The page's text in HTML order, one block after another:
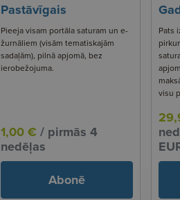
Pastāvīgais
Pieeja visam portāla saturam un e-
žurnāliem (visām tematiskajām
sadaļām), pilnā apjomā, bez
ierobežojuma.
1,00 € / pirmās 4
nedēļas
Abonē
Pats
visu